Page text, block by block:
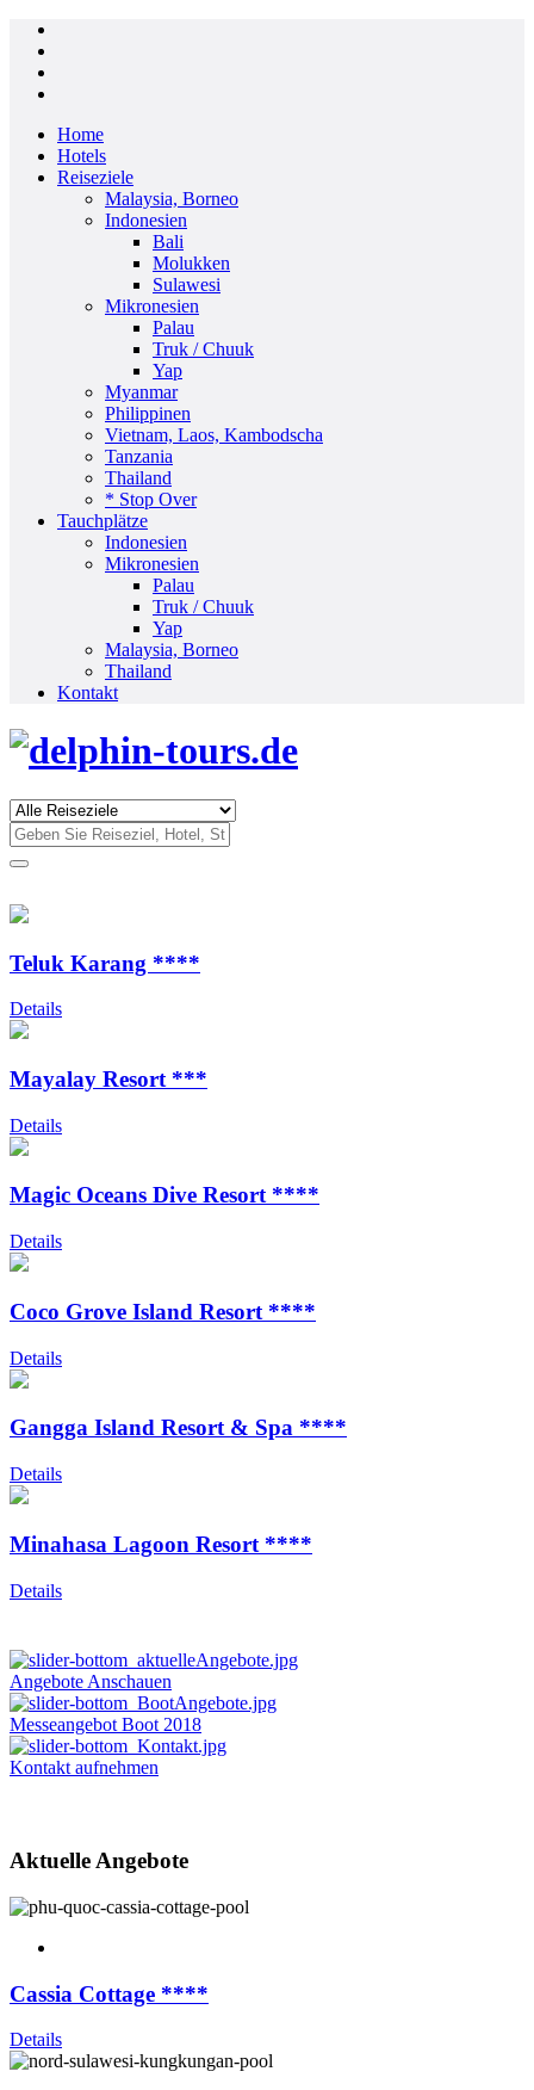
Home
Hotels
Reiseziele
Malaysia, Borneo
Indonesien
Bali
Molukken
Sulawesi
Mikronesien
Palau
Truk / Chuuk
Yap
Myanmar
Philippinen
Vietnam, Laos, Kambodscha
Tanzania
Thailand
* Stop Over
Tauchplätze
Indonesien
Mikronesien
Palau
Truk / Chuuk
Yap
Malaysia, Borneo
Thailand
Kontakt
Teluk Karang ****
Details
Mayalay Resort ***
Details
Magic Oceans Dive Resort ****
Details
Coco Grove Island Resort ****
Details
Gangga Island Resort & Spa ****
Details
Minahasa Lagoon Resort ****
Details
Angebote Anschauen
Messeangebot Boot 2018
Kontakt aufnehmen
Aktuelle Angebote
Cassia Cottage ****
Details